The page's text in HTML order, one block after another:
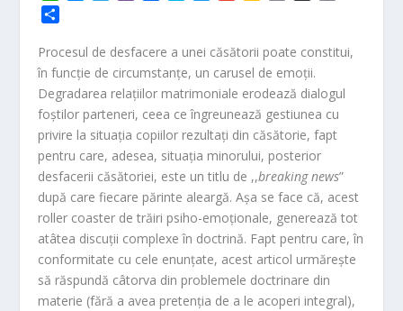
t
A
p
p
s
n
g
e
r
e
r
a
m
e
e
o
o
k
p
t
e
r
i
g
l
e
C
a
s
s
r
o
o
m
i
s
p
o
r
a
y
n
k
r
t
a
j
e
a
z
ă
Procesul de desfacere a unei căsătorii poate constitui,
în funcție de circumstanțe, un carusel de emoții.
Degradarea relațiilor matrimoniale erodează dialogul
foștilor parteneri, ceea ce îngreunează gestiunea cu
privire la situația copiilor rezultați din căsătorie, fapt
pentru care, adesea, situația minorului, posterior
desfacerii căsătoriei, este un titlu de ,,breaking news”
după care fiecare părinte aleargă. Așa se face că, acest
roller coaster de trăiri psiho-emoționale, generează tot
atâtea discuții complexe în doctrină. Fapt pentru care, în
conformitate cu cele enunțate, acest articol urmărește
să răspundă câtorva din problemele doctrinare din
materie (fără a avea pretenția de a le acoperi integral),